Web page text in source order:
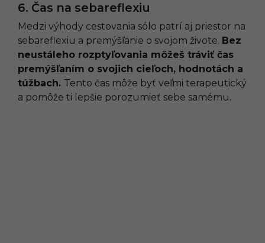
6. Čas na sebareflexiu
Medzi výhody cestovania sólo patrí aj priestor na
sebareflexiu a premýšľanie o svojom živote. Bez
neustáleho rozptyľovania môžeš tráviť čas
premýšľaním o svojich cieľoch, hodnotách a
túžbach. Tento čas môže byť veľmi terapeutický
a pomôže ti lepšie porozumieť sebe samému.